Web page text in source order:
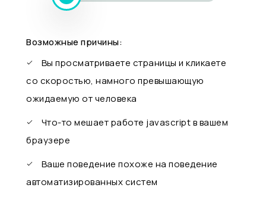
Возможные причины:
Вы просматриваете страницы и кликаете
со скоростью, намного превышающую
ожидаемую от человека
Что-то мешает работе javascript в вашем
браузере
Ваше поведение похоже на поведение
автоматизированных систем